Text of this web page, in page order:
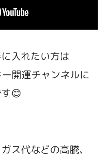
入れたい方は
開運チャンネルに
😊
ス代などの高騰、